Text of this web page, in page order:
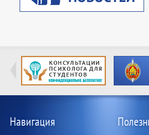
Навигация